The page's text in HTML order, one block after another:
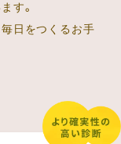
す。
日をつくるお手